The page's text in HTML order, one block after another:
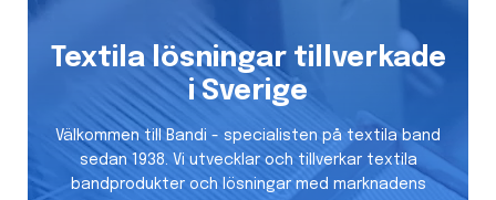
Textila lösningar tillverkade
i Sverige
Välkommen till Bandi - specialisten på textila band
sedan 1938. Vi utvecklar och tillverkar textila
bandprodukter och lösningar med marknadens